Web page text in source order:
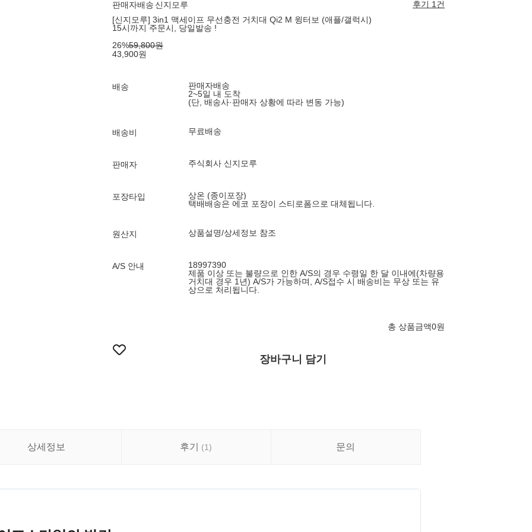
판매자배송 신지모루
후기 1건
[신지모루] 3in1 맥세이프 무선충전 거치대 Qi2 M 윙터보 (애플/갤럭시)
15시까지 주문시, 당일발송 !
26%59,800원
43,900원
배송
판매자배송
2~5일 내 도착
(단, 배송사·판매자 상황에 따라 변동 가능)
배송비 무료배송
판매자 주식회사 신지모루
포장타입
상온 (종이포장)
택배배송은 에코 포장이 스티로폼으로 대체됩니다.
원산지 상품설명/상세정보 참조
A/S 안내
18997390
제품 이상 또는 불량으로 인한 A/S의 경우 수령일 한 달 이내에(차량용
거치대 경우 1년) A/S가 가능하며, A/S접수 시 배송비는 무상 또는 유
상으로 처리됩니다.
총 상품금액0원
장바구니 담기
상세정보 후기 (1) 문의